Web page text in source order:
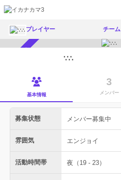
プレイヤー チーム
∵∴
基本情報
3
メンバー
募集状態 メンバー募集中
雰囲気 エンジョイ
活動時間帯 夜（19 - 23）